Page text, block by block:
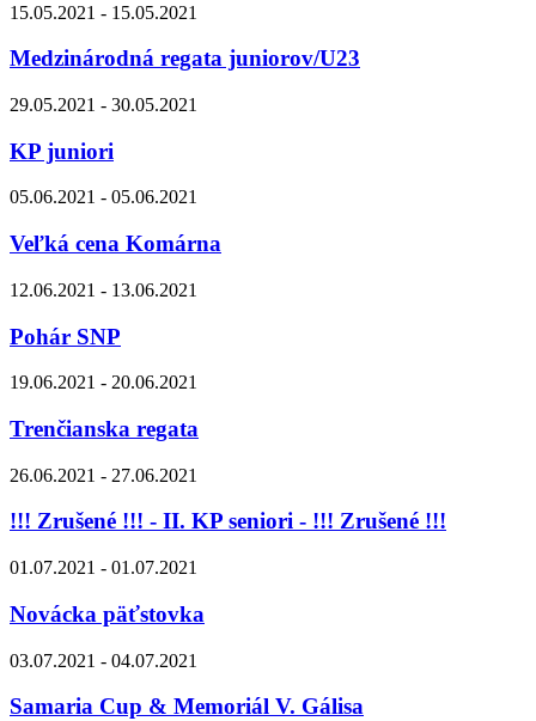
15.05.2021 - 15.05.2021
Medzinárodná regata juniorov/U23
29.05.2021 - 30.05.2021
KP juniori
05.06.2021 - 05.06.2021
Veľká cena Komárna
12.06.2021 - 13.06.2021
Pohár SNP
19.06.2021 - 20.06.2021
Trenčianska regata
26.06.2021 - 27.06.2021
!!! Zrušené !!! - II. KP seniori - !!! Zrušené !!!
01.07.2021 - 01.07.2021
Novácka päťstovka
03.07.2021 - 04.07.2021
Samaria Cup & Memoriál V. Gálisa